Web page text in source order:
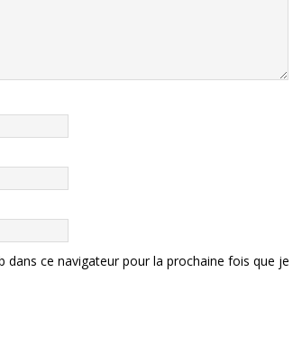
ce navigateur pour la prochaine fois que je